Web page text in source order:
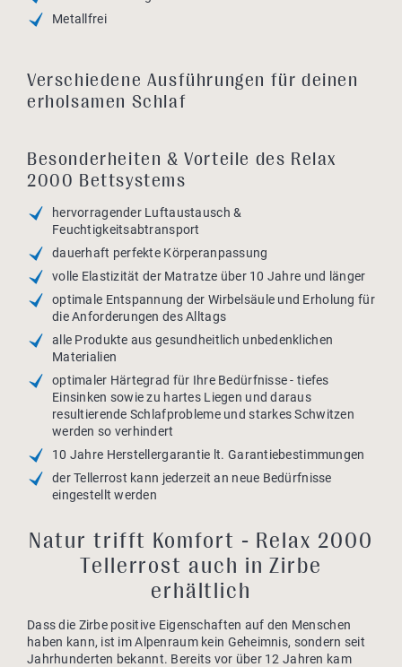
Metallfrei
Verschiedene Ausführungen für deinen
erholsamen Schlaf
Besonderheiten & Vorteile des Relax
2000 Bettsystems
hervorragender Luftaustausch &
Feuchtigkeitsabtransport
dauerhaft perfekte Körperanpassung
volle Elastizität der Matratze über 10 Jahre und länger
optimale Entspannung der Wirbelsäule und Erholung für
die Anforderungen des Alltags
alle Produkte aus gesundheitlich unbedenklichen
Materialien
optimaler Härtegrad für Ihre Bedürfnisse - tiefes
Einsinken sowie zu hartes Liegen und daraus
resultierende Schlafprobleme und starkes Schwitzen
werden so verhindert
10 Jahre Herstellergarantie lt. Garantiebestimmungen
der Tellerrost kann jederzeit an neue Bedürfnisse
eingestellt werden
Natur trifft Komfort - Relax 2000
Tellerrost auch in Zirbe
erhältlich
Dass die Zirbe positive Eigenschaften auf den Menschen
haben kann, ist im Alpenraum kein Geheimnis, sondern seit
Jahrhunderten bekannt. Bereits vor über 12 Jahren kam